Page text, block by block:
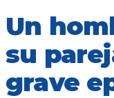
Un
su
grave